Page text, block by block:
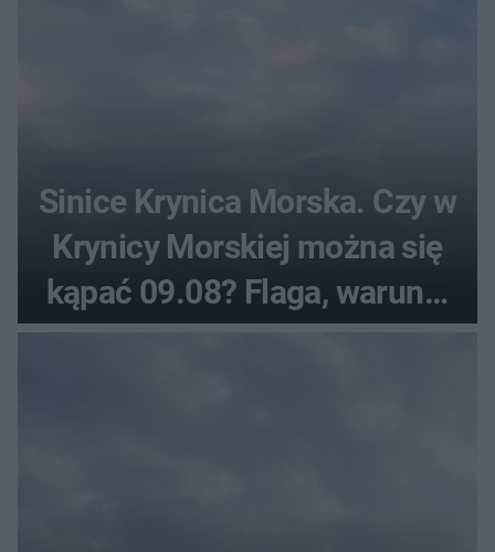
Sinice Krynica Morska. Czy w
Krynicy Morskiej można się
kąpać 09.08? Flaga, warunki